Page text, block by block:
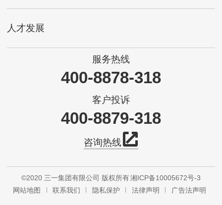
人才发展
服务热线
400-8878-318
客户投诉
400-8879-318
咨询热线
©2020 三一集团有限公司 版权所有湘ICP备10005672号-3
网站地图
联系我们 隐私保护 法律声明 广告法声明